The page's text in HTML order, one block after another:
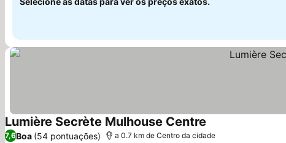
Lumière Secrète Mulhouse Centre
7,6Boa (54 pontuações) a 0.7 km de Centro da cidade